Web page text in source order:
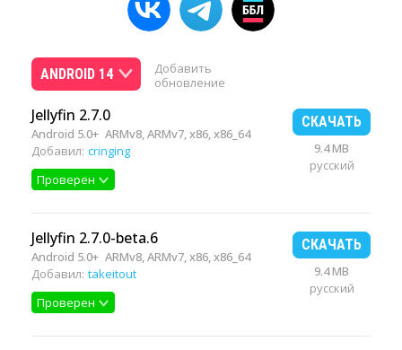
ANDROID 14
Добавить
обновление
Jellyfin 2.7.0
Android 5.0+ ARMv8, ARMv7, x86, x86_64
Добавил: cringing
Проверен
СКАЧАТЬ
9.4 MB
русский
Jellyfin 2.7.0-beta.6
Android 5.0+ ARMv8, ARMv7, x86, x86_64
Добавил: takeitout
Проверен
СКАЧАТЬ
9.4 MB
русский